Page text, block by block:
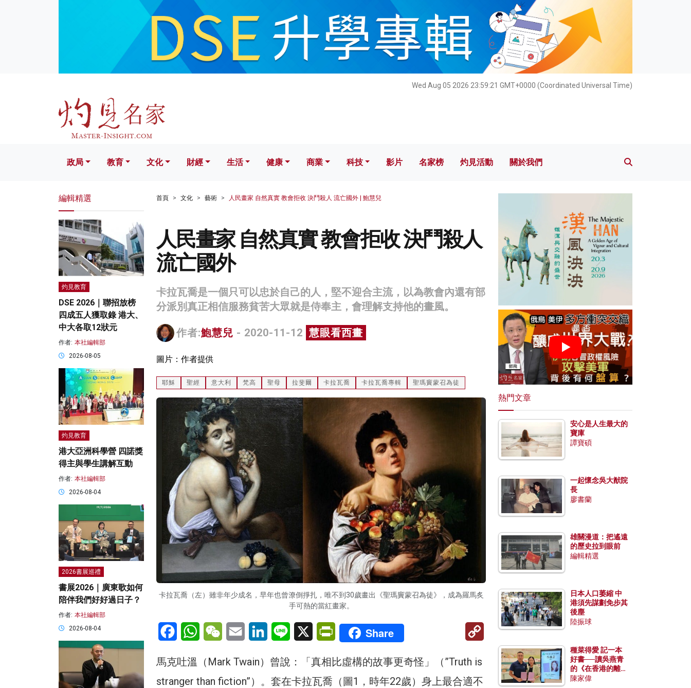
Wed Aug 05 2026 23:59:23 GMT+0000 (Coordinated Universal Time)
文化 財經 生活 健康 科技 影片 名家榜 灼見活動 關於我們
政局 教育 文化 財經 生活 健康 商業 科技 影片 名家榜 灼見活動 關於我們
首頁 文化 藝術 人民畫家 自然真實 教會拒收 決鬥殺人 流亡國外 | 鮑慧兒
人民畫家 自然真實 教會拒收 決鬥殺人
流亡國外
卡拉瓦喬是一個只可以忠於自己的人，堅不迎合主流，以為教會內還有部
分派別真正相信服務貧苦大眾就是侍奉主，會理解支持他的畫風。
作者:鮑慧兒 - 2020-11-12 慧眼看西畫
圖片：作者提供
耶穌 聖經 意大利 梵高 聖母 拉斐爾 卡拉瓦喬 卡拉瓦喬專輯 聖瑪竇蒙召為徒
卡拉瓦喬（左）雖非年少成名，早年也曾潦倒掙扎，唯不到30歲畫出《聖瑪竇蒙召為徒》，成為羅馬炙
手可熱的當紅畫家。
FacebookWhatsAppWeChatEmail LinkedInLine X PrintFriendly
Share
Copy
馬克吐溫（Mark Twain）曾說：「真相比虛構的故事更奇怪」（”Truth is
stranger than fiction”）。套在卡拉瓦喬（圖1，時年22歲）身上最合適不
編輯精選
灼見教育
DSE 2026｜聯招放榜
四成五人獲取錄 港大、
中大各取12狀元
作者: 本社編輯部
2026-08-05
灼見教育
港大亞洲科學營 四諾獎
得主與學生講解互動
作者: 本社編輯部
2026-08-04
2026書展巡禮
書展2026｜廣東歌如何
陪伴我們好好過日子？
作者: 本社編輯部
2026-08-04
熱門文章
安心是人生最大的
寶庫
譚寶碩
一起懷念吳大猷院
長
廖書蘭
雄關漫道：把遙遠
的歷史拉到眼前
編輯精選
日本人口萎縮 中
港須先謀劃免步其
後塵
陸振球
種菜得愛 記一本
好書──讀吳燕青
的《在香港的離島
種菜》
陳家偉